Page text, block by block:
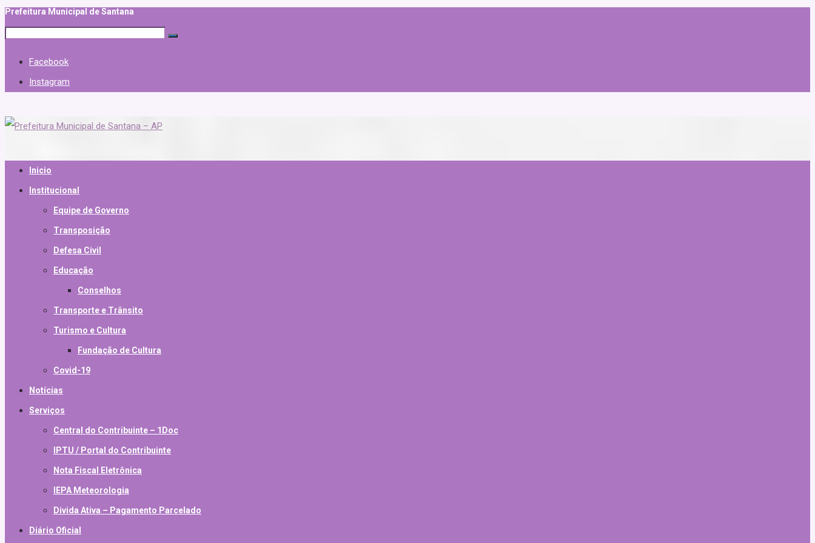
Prefeitura Municipal de Santana
Facebook
Instagram
Inicio
Institucional
Equipe de Governo
Transposição
Defesa Civil
Educação
Conselhos
Transporte e Trânsito
Turismo e Cultura
Fundação de Cultura
Covid-19
Notícias
Serviços
Central do Contribuinte – 1Doc
IPTU / Portal do Contribuinte
Nota Fiscal Eletrônica
IEPA Meteorologia
Divida Ativa – Pagamento Parcelado
Diário Oficial